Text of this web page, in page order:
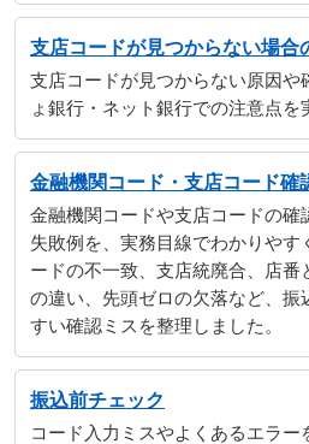
支店コードが見つからない場合
支店コードが見つからない原因や
ょ銀行・ネット銀行での注意点を
金融機関コード・支店コード確
金融機関コードや支店コードの確
失敗例を、実務目線でわかりやす
ードの不一致、支店統廃合、店番
の違い、先頭ゼロの欠落など、振
すい確認ミスを整理しました。
振込前チェック
コード入力ミスやよくあるエラ